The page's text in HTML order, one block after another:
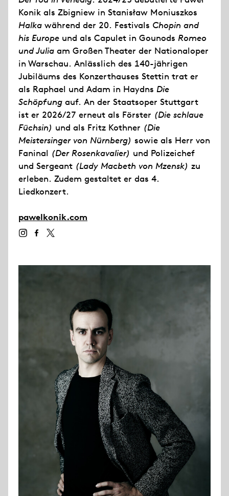
Konik als Zbigniew in Stanisław Moniuszkos
Halka während der 20. Festivals Chopin and
his Europe und als Capulet in Gounods Romeo
und Julia am Großen Theater der Nationaloper
in Warschau. Anlässlich des 140-jährigen
Jubiläums des Konzerthauses Stettin trat er
als Raphael und Adam in Haydns Die
Schöpfung auf. An der Staatsoper Stuttgart
ist er 2026/27 erneut als Förster (Die schlaue
Füchsin) und als Fritz Kothner (Die
Meistersinger von Nürnberg) sowie als Herr von
Faninal (Der Rosenkavalier) und Polizeichef
und Sergeant (Lady Macbeth von Mzensk) zu
erleben. Zudem gestaltet er das 4.
Liedkonzert.
pawelkonik.com